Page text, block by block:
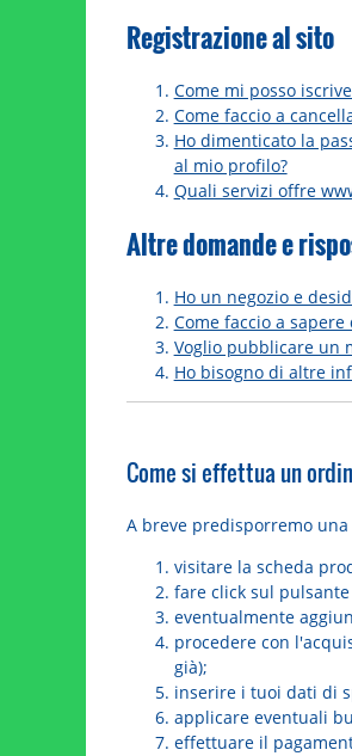
Registrazione al sito
Come mi posso
Come faccio a
Ho dimenticato la
al mio profilo?
Quali servizi offre
Altre domande e
Ho un negozio e
Come faccio a
Voglio pubblicare un
Ho bisogno di altre
Come si effettua un
A breve predisporremo
visitare la scheda
fare click sul
eventualmente
procedere con
già);
inserire i tuoi dati di
applicare eventuali
effettuare il